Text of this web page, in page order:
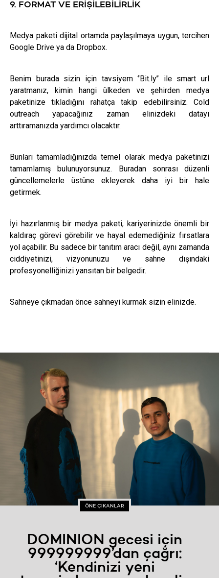
9. FORMAT VE ERIŞILEBILIRLIK
Medya paketi dijital ortamda paylaşılmaya uygun, tercihen
Google Drive ya da Dropbox.
Benim burada sizin için tavsiyem ‘’Bit.ly’’ ile smart url
yaratmanız, kimin hangi ülkeden ve şehirden medya
paketinize tıkladığını rahatça takip edebilirsiniz. Cold
outreach yapacağınız zaman elinizdeki datayı
arttıramanızda yardımcı olacaktır.
Bunları tamamladığınızda temel olarak medya paketinizi
tamamlamış bulunuyorsunuz. Buradan sonrası düzenli
güncellemelerle üstüne ekleyerek daha iyi bir hale
getirmek.
İyi hazırlanmış bir medya paketi, kariyerinizde önemli bir
kaldıraç görevi görebilir ve hayal edemediğiniz fırsatlara
yol açabilir. Bu sadece bir tanıtım aracı değil, aynı zamanda
ciddiyetinizi, vizyonunuzu ve sahne dışındaki
profesyonelliğinizi yansıtan bir belgedir.
Sahneye çıkmadan önce sahneyi kurmak sizin elinizde.
ÖNE ÇIKANLAR
DOMINION gecesi için
999999999’dan çağrı:
‘Kendinizi yeni